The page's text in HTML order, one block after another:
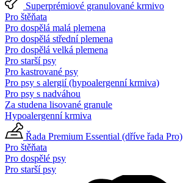
Superprémiové granulované krmivo
Pro štěňata
Pro dospělá malá plemena
Pro dospělá střední plemena
Pro dospělá velká plemena
Pro starší psy
Pro kastrované psy
Pro psy s alergií (hypoalergenní krmiva)
Pro psy s nadváhou
Za studena lisované granule
Hypoalergenní krmiva
Řada Premium Essential (dříve řada Pro)
Pro štěňata
Pro dospělé psy
Pro starší psy